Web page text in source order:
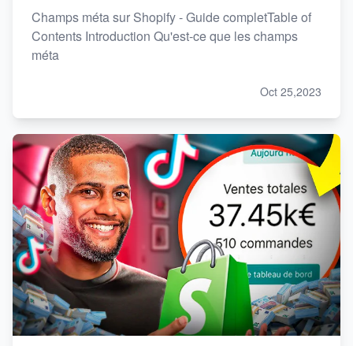
Champs méta sur Shopify - Guide completTable of
Contents Introduction Qu'est-ce que les champs
méta
Oct 25,2023